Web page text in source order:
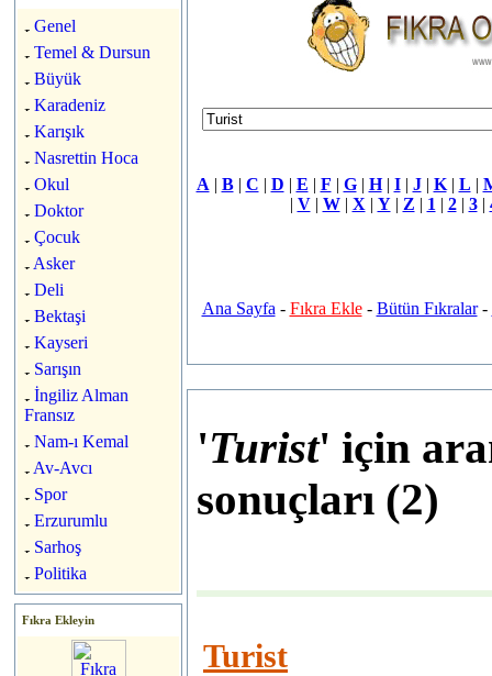
Genel
Temel & Dursun
Büyük
Karadeniz
Karışık
Nasrettin Hoca
Okul
Doktor
Çocuk
Asker
Deli
Bektaşi
Kayseri
Sarışın
İngiliz Alman
Fransız
Nam-ı Kemal
Av-Avcı
Spor
Erzurumlu
Sarhoş
Politika
Fıkra Ekleyin
A | B| C | D | E | F | G| H| I| J| K| L |
| V| W| X | Y| Z | 1 | 2| 3|
Ana Sayfa - Fıkra Ekle- Bütün Fıkralar-
'Turist' için
sonuçları (2)
Turist